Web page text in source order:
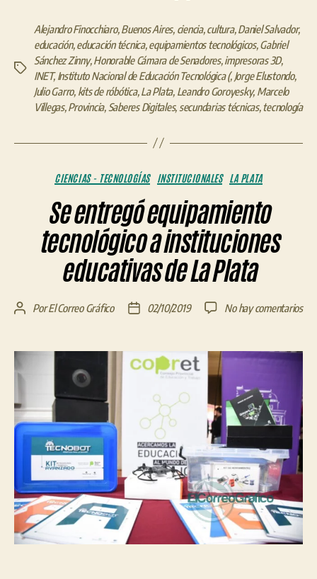
Etiquetas
Alejandro Finocchiaro,Buenos Aires, ciencia,cultura,Daniel Salvador,
educación,educación técnica,equipamientos tecnológicos,Gabriel
Sánchez Zinny,Honorable Cámara de Senadores,impresoras 3D,
INET,Instituto Nacional de Educación Tecnológica (, Jorge Elustondo,
Julio Garro, kits de róbótica,La Plata, Leandro Goroyesky, Marcelo
Villegas,Provincia, Saberes Digitales, secundarias técnicas,tecnología
Categorías
CIENCIAS - TECNOLOGÍAS INSTITUCIONALES LA PLATA
Se entregó equipamiento
tecnológico a instituciones
educativas de La Plata
Autor
entrada
PorEl Correo Gráfico
Fecha
entrada
02/10/2019 No hay comentariosen
de